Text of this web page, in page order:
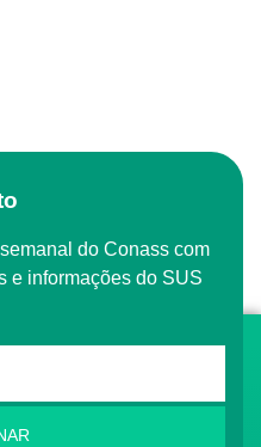
e informações do SUS